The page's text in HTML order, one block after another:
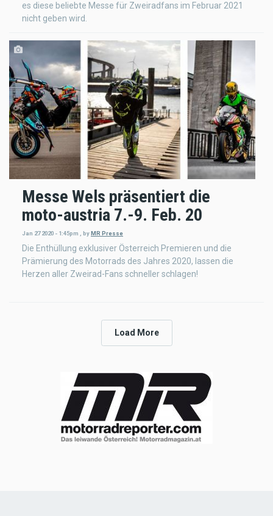
es diese beliebte Messe für Zweiradfans im Februar 2021
nicht geben wird.
Messe Wels präsentiert die
moto-austria 7.-9. Feb. 20
Jan 27 2020 - 1:45pm byMR Presse
Die Enthüllung exklusiver Österreich Premieren und die
Prämierung des Motorrads des Jahres 2020, lassen die
Herzen aller Zweirad-Fans schneller schlagen!
Load More